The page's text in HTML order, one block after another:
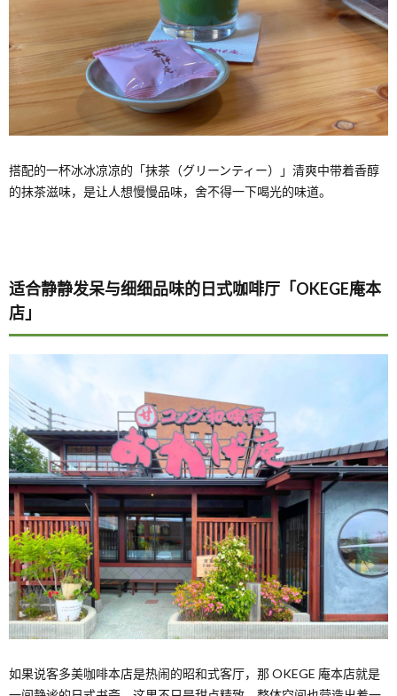
搭配的一杯冰冰凉凉的「抹茶（グリーンティー）」清爽中带着香醇
的抹茶滋味，是让人想慢慢品味，舍不得一下喝光的味道。
适合静静发呆与细细品味的日式咖啡厅「OKEGE庵本
店」
如果说客多美咖啡本店是热闹的昭和式客厅，那 OKEGE 庵本店就是